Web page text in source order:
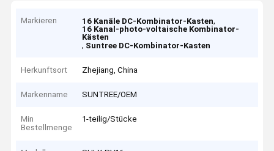
Markieren 16 Kanäle DC-Kombinator-Kasten,
16 Kanal-photo-voltaische Kombinator-
Kästen
, Suntree DC-Kombinator-Kasten
Herkunftsort Zhejiang, China
Markenname SUNTREE/OEM
Min
Bestellmenge
1-teilig/Stücke